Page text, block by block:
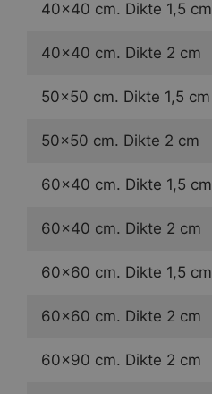
40×40 cm. Dikte 1,5 cm
40×40 cm. Dikte 2 cm
50×50 cm. Dikte 1,5 cm
50×50 cm. Dikte 2 cm
60×40 cm. Dikte 1,5 cm
60×40 cm. Dikte 2 cm
60×60 cm. Dikte 1,5 cm
60×60 cm. Dikte 2 cm
60×90 cm. Dikte 2 cm